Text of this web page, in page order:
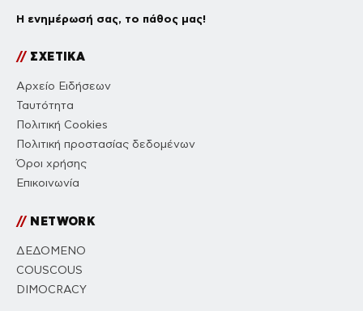
Η ενημέρωσή σας, το πάθος μας!
//ΣΧΕΤΙΚΑ
Αρχείο Ειδήσεων
Ταυτότητα
Πολιτική Cookies
Πολιτική προστασίας δεδομένων
Όροι χρήσης
Επικοινωνία
//NETWORK
ΔΕΔΟΜΕΝΟ
COUSCOUS
DIMOCRACY